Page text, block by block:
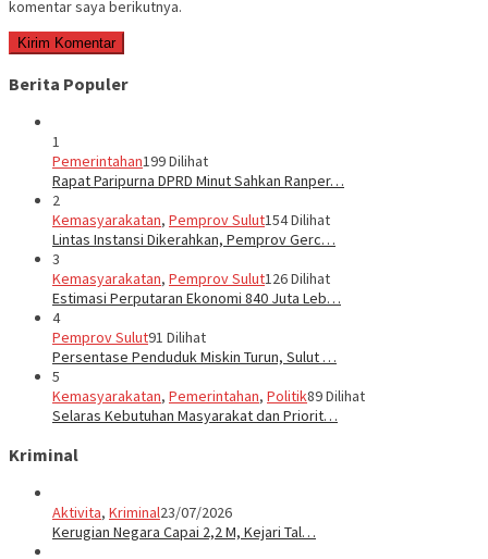
komentar saya berikutnya.
Berita Populer
1
Pemerintahan199 Dilihat
Rapat Paripurna DPRD Minut Sahkan Ranper…
2
Kemasyarakatan, Pemprov Sulut154 Dilihat
Lintas Instansi Dikerahkan, Pemprov Gerc…
3
Kemasyarakatan, Pemprov Sulut126 Dilihat
Estimasi Perputaran Ekonomi 840 Juta Leb…
4
Pemprov Sulut91 Dilihat
Persentase Penduduk Miskin Turun, Sulut …
5
Kemasyarakatan, Pemerintahan, Politik89 Dilihat
Selaras Kebutuhan Masyarakat dan Priorit…
Kriminal
Aktivita, Kriminal23/07/2026
Kerugian Negara Capai 2,2 M, Kejari Tal…